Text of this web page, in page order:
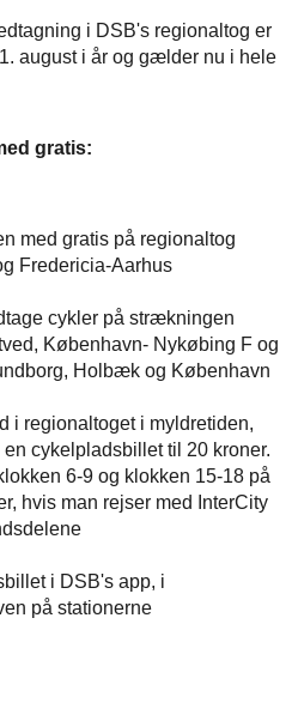
i DSB's regionaltog er
august i år og gælder nu i hele
gratis:
med gratis på regionaltog
Fredericia-Aarhus
cykler på strækningen
København- Nykøbing F og
Holbæk og København
i regionaltoget i myldretiden,
cykelpladsbillet til 20 kroner.
6-9 og klokken 15-18 på
hvis man rejser med InterCity
i DSB's app, i
på stationerne